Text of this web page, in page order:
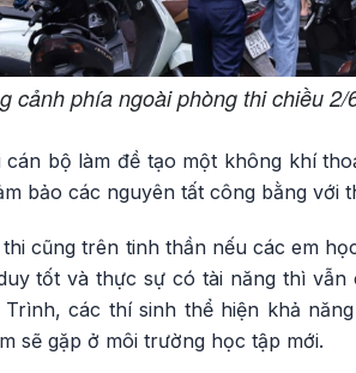
cảnh phía ngoài phòng thi chiều
bộ làm đề tạo một không khí
bảo các nguyên tất công bằng với
cũng trên tinh thần nếu các em
tốt và thực sự có tài năng thì
các thí sinh thể hiện khả
sẽ gặp ở môi trường học tập mới.